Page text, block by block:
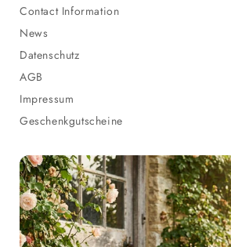
Contact Information
News
Datenschutz
AGB
Impressum
Geschenkgutscheine